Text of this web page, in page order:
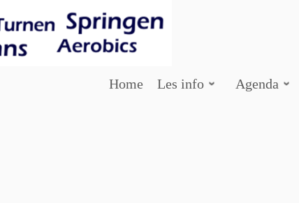
Home Les info Agenda